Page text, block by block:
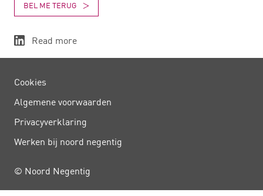
BEL ME TERUG
Read more
Cookies
Algemene voorwaarden
Privacy­verklaring
Werken bij noord negentig
© Noord Negentig